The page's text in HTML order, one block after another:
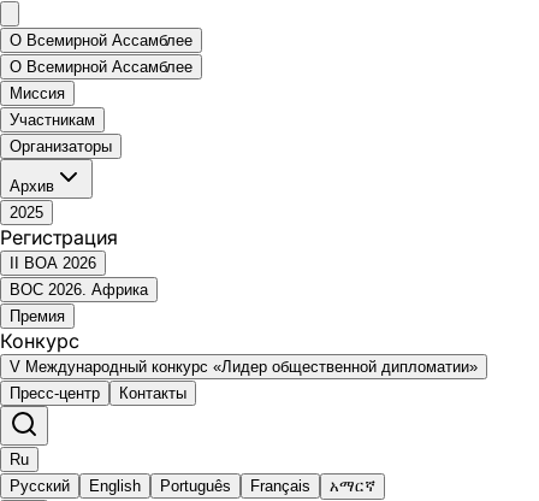
О Всемирной Ассамблее
О Всемирной Ассамблее
Миссия
Участникам
Организаторы
Архив
2025
Регистрация
II ВОА 2026
ВОС 2026. Африка
Премия
Конкурс
V Международный конкурс «Лидер общественной дипломатии»
Пресс-центр
Контакты
Ru
Русский
English Português Français አማርኛ